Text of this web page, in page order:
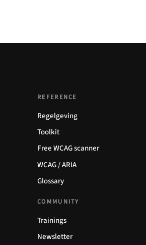
REFERENCE
Regelgeving
Toolkit
Free WCAG scanner
WCAG / ARIA
Glossary
COMMUNITY
Trainings
Newsletter